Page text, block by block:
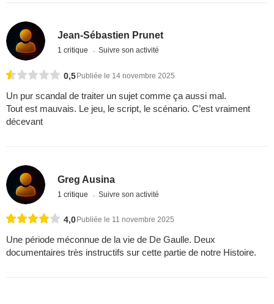
Jean-Sébastien Prunet
1 critique Suivre son activité
0,5 Publiée le 14 novembre 2025
Un pur scandal de traiter un sujet comme ça aussi mal.
Tout est mauvais. Le jeu, le script, le scénario. C’est vraiment
décevant
Greg Ausina
1 critique Suivre son activité
4,0 Publiée le 11 novembre 2025
Une période méconnue de la vie de De Gaulle. Deux
documentaires très instructifs sur cette partie de notre Histoire.